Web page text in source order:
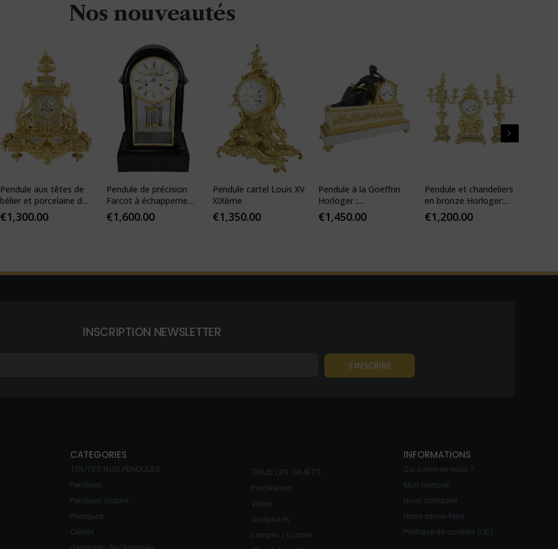
Nos nouveautés
Pendule aux têtes de
bélier et porcelaine de
Paris
€1,300.00
Pendule de précision
Farcot à échappement
Brocot visible
€1,600.00
Pendule cartel Louis XV
XIXème
€1,350.00
Pendule à la Goeffrin
Horloger :
Desfontaines 1850
€1,450.00
Pendule et chandeliers
en bronze Horloger:
Mougin
€1,200.00
INSCRIPTION NEWSLETTER
CATEGORIES
TOUTES NOS PENDULES
Pendules
Pendules Empire
Portiques
Cartels
TOUS LES OBJETS
Porcelaines
Vases
Sculptures
Lampes / Lustres
INFORMATIONS
Qui sommes-nous ?
Mon compte
Nous contacter
Notre savoir-faire
Politique de cookies (UE)